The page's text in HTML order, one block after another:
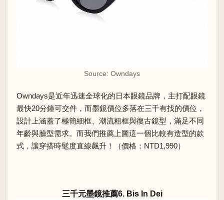
Source: Owndays
Owndays是近年迅速全球化的日本眼鏡品牌，主打配眼鏡
最快20分鐘可交件，而墨鏡價位多落在三千有找的價位，
設計上涵蓋了極簡細框、潮流粗框與復古鏡型，滿足不同
年齡與臉型需求。而我們推薦上圖這一個比較有造型的款
式，讓穿搭時髦度直線飆升！（價格：NTD1,990）
三千元墨鏡推薦6. Bis In Dei